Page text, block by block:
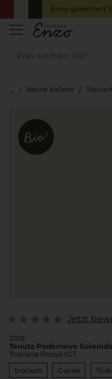
Enzo garantiert
Weine Italiens
Jetzt
2019
Tenuta Podernovo Solenida
Toscana Rosso IGT
trocken
Cuvée